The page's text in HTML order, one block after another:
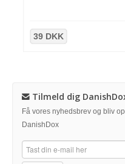
39 DKK
Tilmeld dig
Få vores nyhedsbrev og bliv
DanishDox